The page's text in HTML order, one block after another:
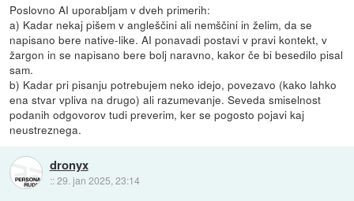
Poslovno AI uporabljam v dveh primerih:
a) Kadar nekaj pišem v angleščini ali nemščini in želim, da se
napisano bere native-like. AI ponavadi postavi v pravi kontekt, v
žargon in se napisano bere bolj naravno, kakor če bi besedilo pisal
sam.
b) Kadar pri pisanju potrebujem neko idejo, povezavo (kako lahko
ena stvar vpliva na drugo) ali razumevanje. Seveda smiselnost
podanih odgovorov tudi preverim, ker se pogosto pojavi kaj
neustreznega.
dronyx
::29. jan 2025, 23:14